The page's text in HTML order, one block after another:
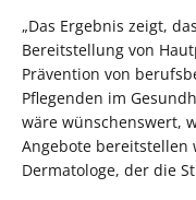
„Das Ergebnis zeigt,
Bereitstellung von
Prävention von
Pflegenden im
wäre wünschenswert,
Angebote bereitstellen
Dermatologe, der die